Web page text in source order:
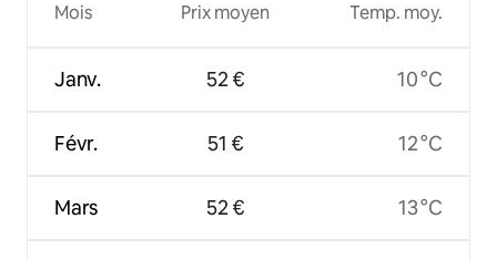
Mois
Janv.
Févr.
Mars
Prix moyen
52 €
51 €
52 €
Temp. moy.
10 °C
12 °C
13 °C